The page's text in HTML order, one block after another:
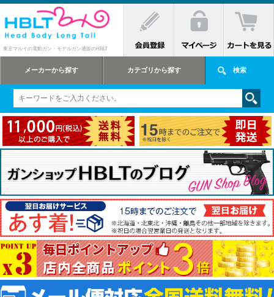
東京マルイの電動ガン・モデルガン通販のHBLT
メーカーから探す カテゴリから探す 検索